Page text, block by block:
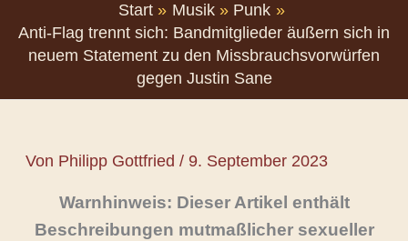
Start Musik
Punk
Anti-Flag trennt sich: Bandmitglieder äußern sich in
neuem Statement zu den Missbrauchsvorwürfen
gegen Justin Sane
Von Philipp Gottfried / 9. September 2023
Warnhinweis: Dieser Artikel enthält
Beschreibungen mutmaßlicher sexueller